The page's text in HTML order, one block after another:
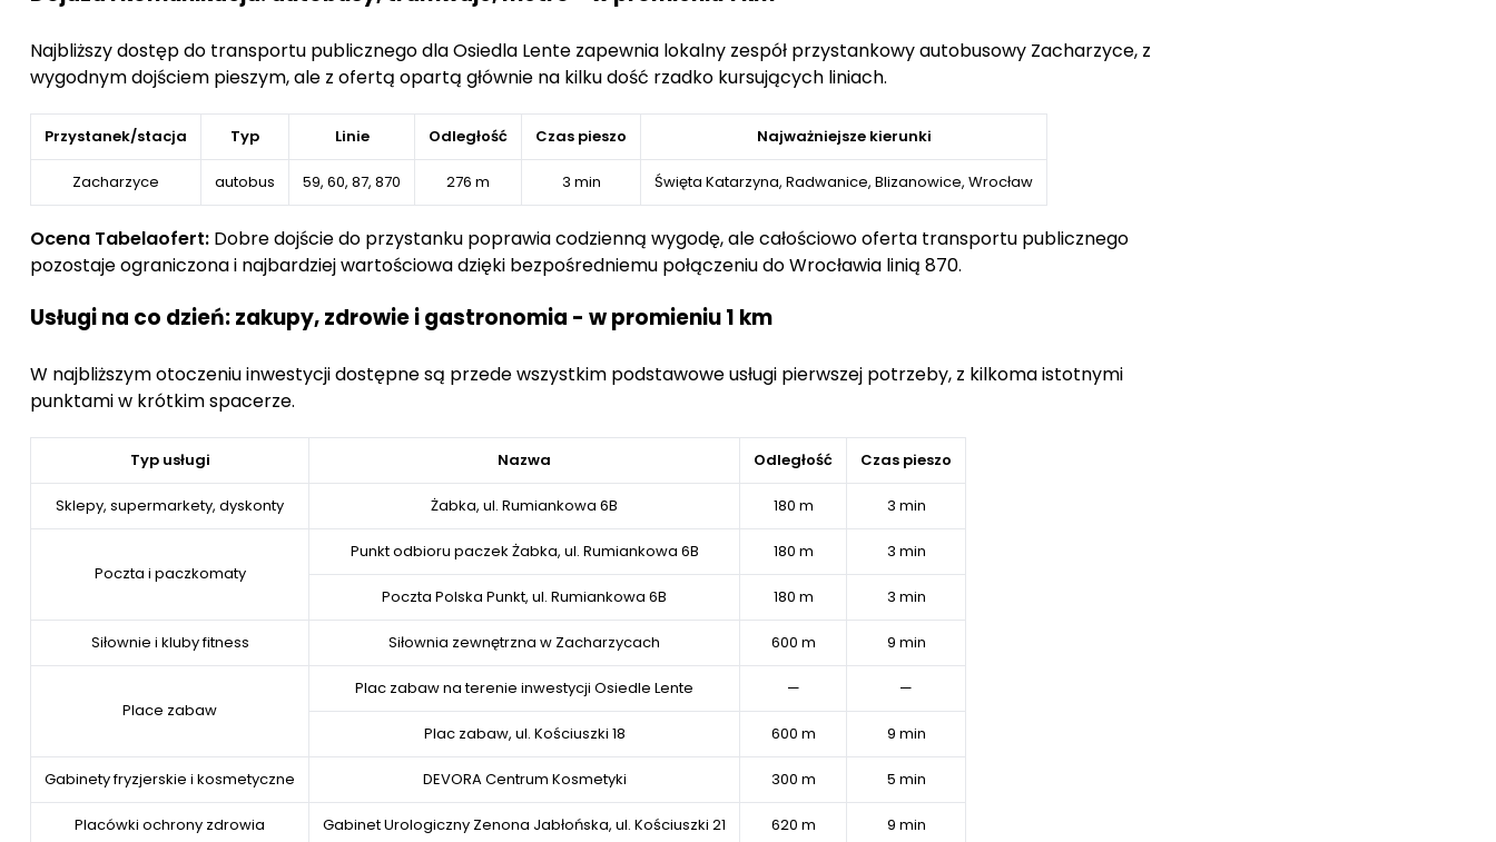
W projekcie uwzględniono również aspekty związane z ochroną środowiska. Zastosowanie energooszczędnych technologii oraz
działania wspierające zrównoważony rozwój stanowią istotny element koncepcji inwestycji.
Lokalizacja osiedla zapewnia sprawne połączenia komunikacyjne z pozostałymi częściami miasta, co ułatwia dostęp do placówek
edukacyjnych, punktów handlowo-usługowych oraz oferty gastronomicznej.
Najbliższy dostęp do transportu publicznego dla Osiedla Lente zapewnia lokalny zespół przystankowy autobusowy Zacharzyce, z
wygodnym dojściem pieszym, ale z ofertą opartą głównie na kilku dość rzadko kursujących liniach.
Przystanek/stacja Typ Linie Odległość Czas pieszo Najważniejsze kierunki
Zacharzyce autobus 59, 60, 87, 870 276 m 3 min Święta Katarzyna, Radwanice, Blizanowice, Wrocław
Ocena Tabelaofert: Dobre dojście do przystanku poprawia codzienną wygodę, ale całościowo oferta transportu publicznego
pozostaje ograniczona i najbardziej wartościowa dzięki bezpośredniemu połączeniu do Wrocławia linią 870.
Usługi na co dzień: zakupy, zdrowie i gastronomia - w promieniu 1 km
W najbliższym otoczeniu inwestycji dostępne są przede wszystkim podstawowe usługi pierwszej potrzeby, z kilkoma istotnymi
punktami w krótkim spacerze.
Typ usługi Nazwa Odległość Czas pieszo
Sklepy, supermarkety, dyskonty Żabka, ul. Rumiankowa 6B 180 m 3 min
Poczta i paczkomaty
Punkt odbioru paczek Żabka, ul. Rumiankowa 6B 180 m 3 min
Poczta Polska Punkt, ul. Rumiankowa 6B 180 m 3 min
Siłownie i kluby fitness Siłownia zewnętrzna w Zacharzycach 600 m 9 min
Place zabaw
Plac zabaw na terenie inwestycji Osiedle Lente — —
Plac zabaw, ul. Kościuszki 18 600 m 9 min
Gabinety fryzjerskie i kosmetyczne DEVORA Centrum Kosmetyki 300 m 5 min
Placówki ochrony zdrowia Gabinet Urologiczny Zenona Jabłońska, ul. Kościuszki 21 620 m 9 min